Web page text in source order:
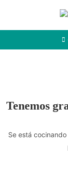
Tenemos
Se está